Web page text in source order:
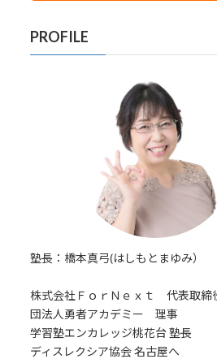
PROFILE
塾長：橋本真弓(はしもとまゆみ）
株式会社ＦｏｒＮｅｘｔ 代表取
団法人勇者アカデミー 理事
学習塾エンカレッジ桃花台 塾長
ディスレクシア協会 名古屋へ